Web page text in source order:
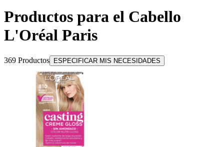
Productos para el Cabello
L'Oréal Paris
369 Productos ESPECIFICAR MIS NECESIDADES